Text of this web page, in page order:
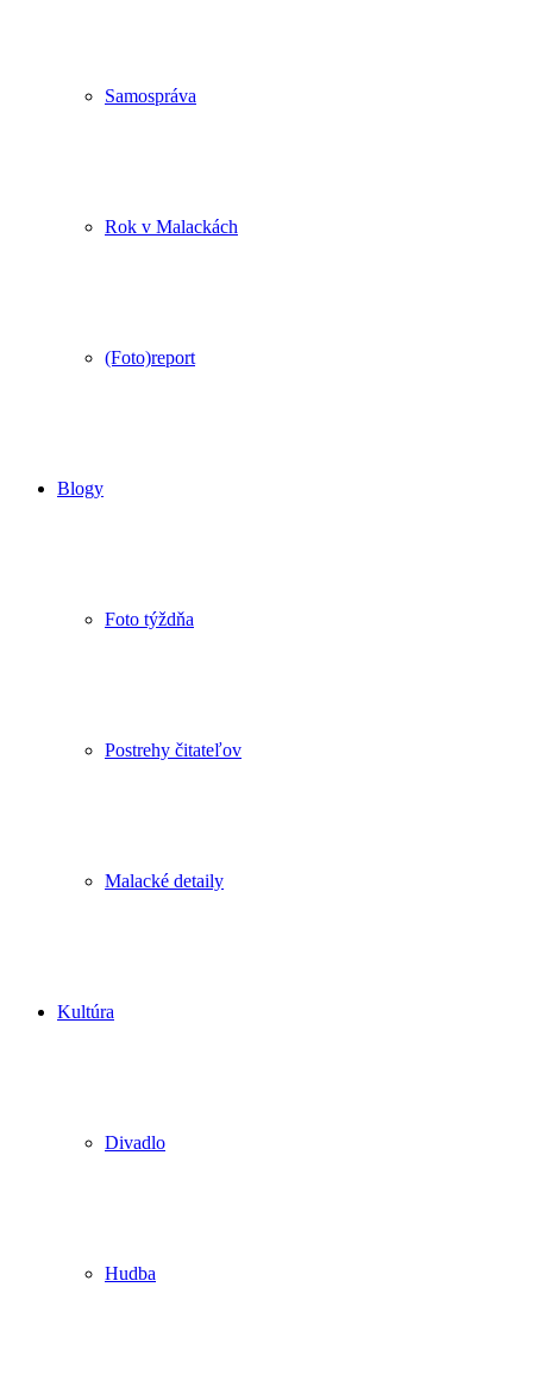
Samospráva
Rok v Malackách
(Foto)report
Blogy
Foto týždňa
Postrehy čitateľov
Malacké detaily
Kultúra
Divadlo
Hudba